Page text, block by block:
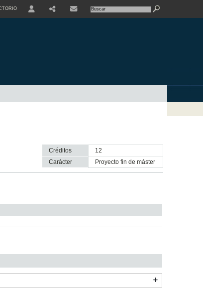
Créditos
12
Carácter
proyecto fin de máster